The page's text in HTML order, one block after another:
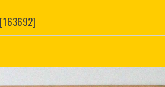
[163692]